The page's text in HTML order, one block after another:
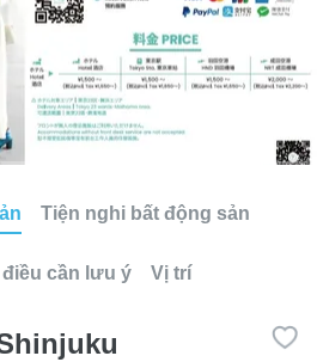
Tiện nghi bất động sản
cần lưu ý Vị trí